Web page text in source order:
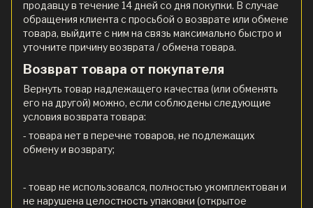
продавцу в течение 14 дней со дня покупки. В случае
обращения клиента с просьбой о возврате или обмене
товара, выйдите с ним на связь максимально быстро и
уточните причину возврата / обмена товара.
Возврат товара от покупателя
Вернуть товар надлежащего качества (или обменять
его на другой) можно, если соблюдены следующие
условия возврата товара:
- товара нет в перечне товаров, не подлежащих
обмену и возврату;
- товар не использовался, полностью укомплектован и
не нарушена целостность упаковки (открытое